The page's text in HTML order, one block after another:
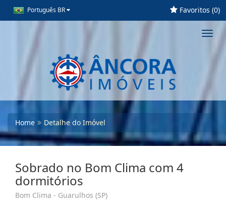
Português BR Favoritos (0)
Home Detalhe do Imóvel
Sobrado no Bom Clima com 4
dormitórios
Bom Clima - Guarulhos (SP)